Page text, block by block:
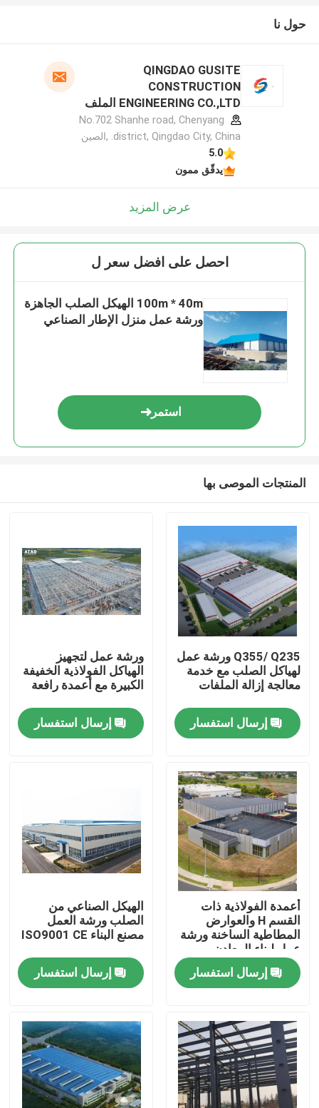
بيت
منتجات
أشرطة فيديو
معلومات عنا
جولة في المعمل
رقابة جودة
اطلب اقتباس
ورشة الهياكل الفولاذية
هيكل فولاذي خفيف الوزن
حول نا
QINGDAO GUSITE
CONSTRUCTION
ENGINEERING CO.,LTD الملف
الشركة المصنعة
No.702 Shanhe road, Chenyang
district, Qingdao City, China. ,الصين
5.0
يدقّق ممون
عرض المزيد
احصل على افضل سعر ل
100m * 40m الهيكل الصلب الجاهزة
ورشة عمل منزل الإطار الصناعي
استمر
المنتجات الموصى بها
Q355/ Q235 ورشة عمل
لهياكل الصلب مع خدمة
معالجة إزالة الملفات
إرسال استفسار
ورشة عمل لتجهيز
الهياكل الفولاذية الخفيفة
الكبيرة مع أعمدة رافعة
إرسال استفسار
أعمدة الفولاذية ذات
القسم H والعوارض
المطاطية الساخنة ورشة
عمل لبناء المعادن
إرسال استفسار
الهيكل الصناعي من
الصلب ورشة العمل
مصنع البناء ISO9001 CE
إرسال استفسار